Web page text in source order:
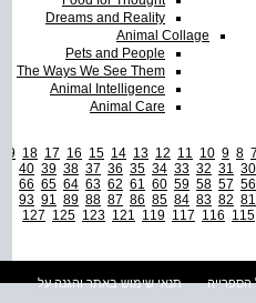
Dreams and Reality
Animal Collage
Pets and People
The Ways We See Them
Animal Intelligence
Animal Care
7
8
9
10
11
12
13
14
15
16
17
18
19
30
31
32
33
34
35
36
37
38
39
40
56
57
58
59
60
61
62
63
64
65
66
81
82
83
84
85
86
87
88
89
91
93
115
116
117
119
121
123
125
127
הספרייה
תנאי שימוש באתר והגנה על